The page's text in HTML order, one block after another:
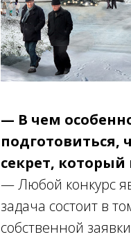
— В чем
подготовиться,
секрет,
— Любой конкурс
задача состоит в
собственной